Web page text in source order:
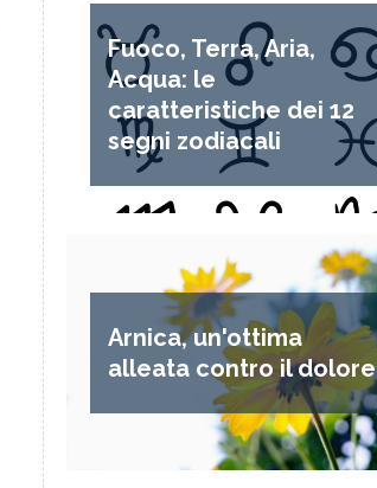
Fuoco, Terra, Aria,
Acqua: le
caratteristiche dei 12
segni zodiacali
Arnica, un'ottima
alleata contro il dolore